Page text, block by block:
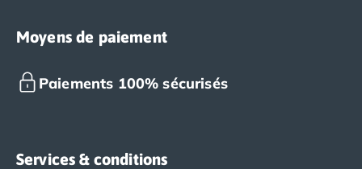
Moyens de paiement
Paiements 100% sécurisés
Services & conditions